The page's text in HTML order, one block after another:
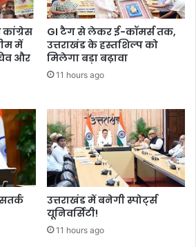
में
और
GI टैग से लेकर ई-कॉमर्स तक,
उत्तराखंड के हस्तशिल्प को
मिलेगा बड़ा बढ़ावा
11 hours ago
उत्तराखंड में बनेगी स्पोर्ट्स
यूनिवर्सिटी!
11 hours ago